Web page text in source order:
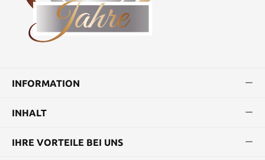
INFORMATION
INHALT
IHRE VORTEILE BEI UNS